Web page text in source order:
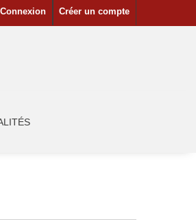
Créer un compte
Connexion